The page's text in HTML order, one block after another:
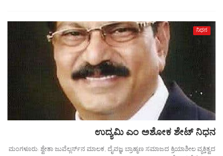
ನಿಧನ
ಉದ್ಯಮಿ ಎಂ ಅಶೋಕ ಶೇಟ್ ನಿಧನ
ಮಂಗಳೂರು: ಶ್ವೇತಾ ಜುವೆಲ್ಲರ್ಸ್‌ನ ಮಾಲಕ, ದೈವಜ್ಞ ಬ್ರಾಹ್ಮಣ ಸಮಾಜದ ಕ್ರಿಯಾಶೀಲ ವ್ಯಕ್ತಿತ್ವದ